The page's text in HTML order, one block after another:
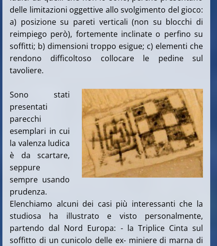
delle limitazioni oggettive allo svolgimento del gioco:
a) posizione su pareti verticali (non su blocchi di
reimpiego però), fortemente inclinate o perfino su
soffitti; b) dimensioni troppo esigue; c) elementi che
rendono difficoltoso collocare le pedine sul
tavoliere.
Sono stati
presentati
parecchi
esemplari in cui
la valenza ludica
è da scartare,
seppure
sempre usando
prudenza.
Elenchiamo alcuni dei casi più interessanti che la
studiosa ha illustrato e visto personalmente,
partendo dal Nord Europa: - la Triplice Cinta sul
soffitto di un cunicolo delle ex- miniere di marna di